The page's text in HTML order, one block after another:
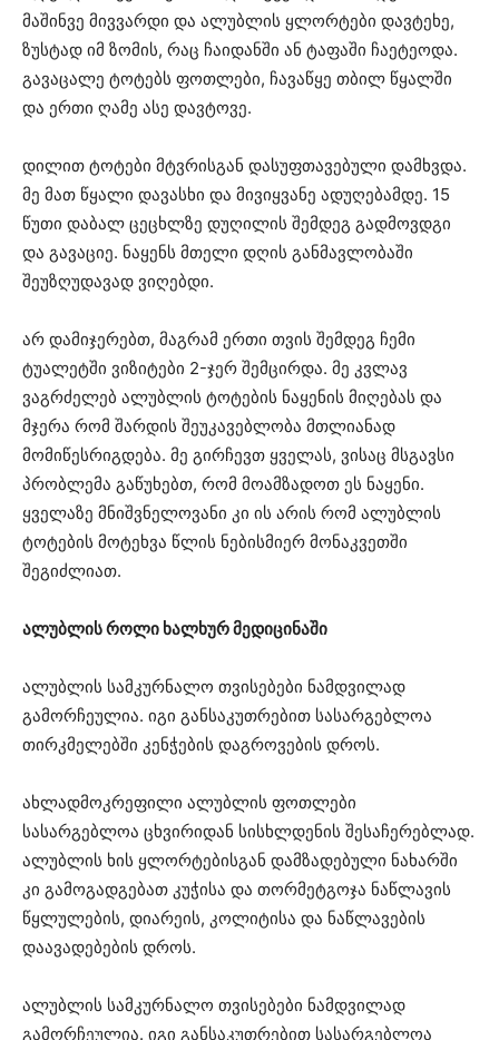
მაშინვე მივვარდი და ალუბლის ყლორტები დავტეხე,
ზუსტად იმ ზომის, რაც ჩაიდანში ან ტაფაში ჩაეტეოდა.
გავაცალე ტოტებს ფოთლები, ჩავაწყე თბილ წყალში
და ერთი ღამე ასე დავტოვე.
დილით ტოტები მტვრისგან დასუფთავებული დამხვდა.
მე მათ წყალი დავასხი და მივიყვანე ადუღებამდე. 15
წუთი დაბალ ცეცხლზე დუღილის შემდეგ გადმოვდგი
და გავაციე. ნაყენს მთელი დღის განმავლობაში
შეუზღუდავად ვიღებდი.
არ დამიჯერებთ, მაგრამ ერთი თვის შემდეგ ჩემი
ტუალეტში ვიზიტები 2-ჯერ შემცირდა. მე კვლავ
ვაგრძელებ ალუბლის ტოტების ნაყენის მიღებას და
მჯერა რომ შარდის შეუკავებლობა მთლიანად
მომიწესრიგდება. მე გირჩევთ ყველას, ვისაც მსგავსი
პრობლემა გაწუხებთ, რომ მოამზადოთ ეს ნაყენი.
ყველაზე მნიშვნელოვანი კი ის არის რომ ალუბლის
ტოტების მოტეხვა წლის ნებისმიერ მონაკვეთში
შეგიძლიათ.
ალუბლის როლი ხალხურ მედიცინაში
ალუბლის სამკურნალო თვისებები ნამდვილად
გამორჩეულია. იგი განსაკუთრებით სასარგებლოა
თირკმელებში კენჭების დაგროვების დროს.
ახლადმოკრეფილი ალუბლის ფოთლები
სასარგებლოა ცხვირიდან სისხლდენის შესაჩერებლად.
ალუბლის ხის ყლორტებისგან დამზადებული ნახარში
კი გამოგადგებათ კუჭისა და თორმეტგოჯა ნაწლავის
წყლულების, დიარეის, კოლიტისა და ნაწლავების
დაავადებების დროს.
ალუბლის სამკურნალო თვისებები ნამდვილად
გამორჩეულია. იგი განსაკუთრებით სასარგებლოა